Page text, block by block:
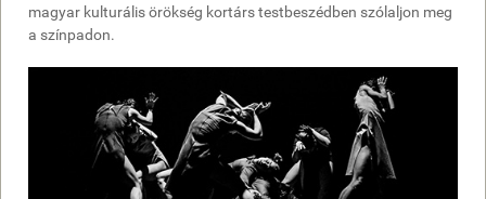
magyar kulturális örökség kortárs testbeszédben szólaljon meg
a színpadon.